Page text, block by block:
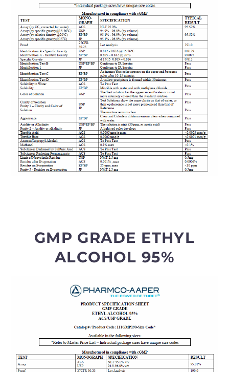
GMP GRADE ETHYL
ALCOHOL 95%